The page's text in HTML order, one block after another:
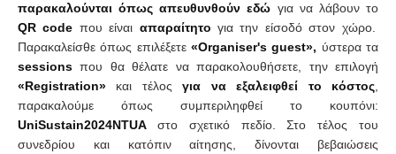
παρακαλούνται όπως απευθυνθούνεδώ για να λάβουν το
QRcode που είναι απαραίτητο για την είσοδό στον χώρο.
Παρακαλείσθε όπως επιλέξετε «Organiser's guest», ύστερα τα
sessions που θα θέλατε να παρακολουθήσετε, την επιλογή
«Registration» και τέλοςγια να εξαλειφθεί το κόστος
παρακαλούμε όπως συμπεριληφθεί το κουπόνι:
UniSustain2024NTUA στο σχετικό πεδίο. Στο τέλος του
συνεδρίου και κατόπιν αίτησης, δίνονται βεβαιώσεις